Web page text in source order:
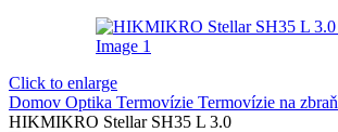
Click to enlarge
Domov Optika Termovízie Termovízie na zbraň
HIKMIKRO Stellar SH35 L 3.0